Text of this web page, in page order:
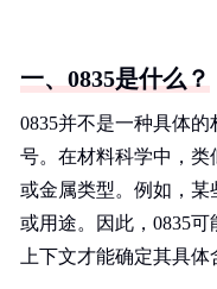
一、0835是什么？
0835并不是一种具体
号。在材料科学中，类
或金属类型。例如，某
或用途。因此，0835
上下文才能确定其具体